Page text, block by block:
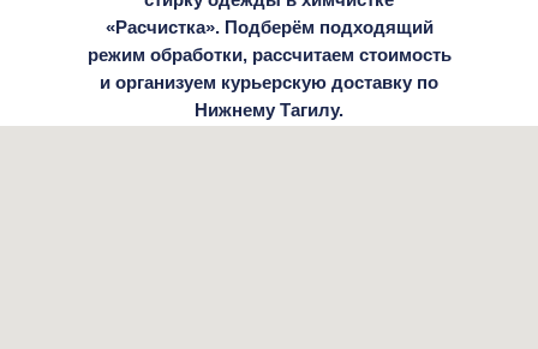
«Расчистка». Подберём подходящий
режим обработки, рассчитаем стоимость
и организуем курьерскую доставку по
Нижнему Тагилу.